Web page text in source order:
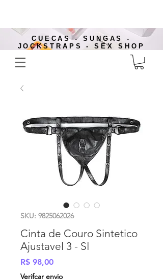
CUECAS - SUNGAS -
JOCKSTRAPS - SEX SHOP
SKU: 9825062026
Cinta de Couro Sintetico
Ajustavel 3 - SI
R$ 98,00Preço
Verifcar envio